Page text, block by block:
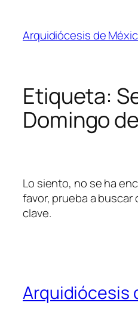
contenido
Arquidiócesis de
Etiqueta:
Domingo
Lo siento, no se ha
favor, prueba a buscar
clave.
Arquidiócesis